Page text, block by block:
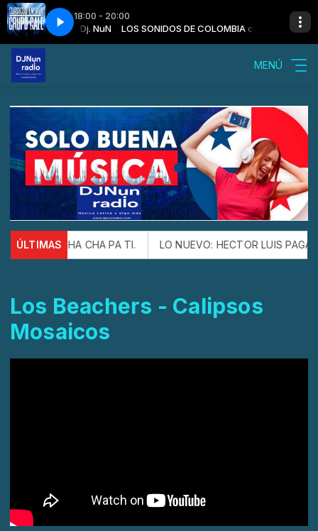
18:00 - 20:00
COLOMBIA con Dj. NuN LOS SONIDOS DE COLOMBIA con Dj. NuN
Grupo Gale - Me basta
MENÚ
ÚLTIMAS
ESTE CHA CHA PA TI. LO NUEVO: HECTOR LUIS PAGAN
Los Beachers - Calipsos
Mosaicos